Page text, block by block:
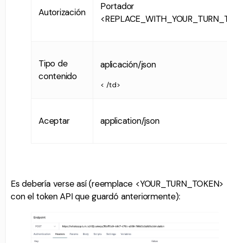
Autorización
Portador
Tipo de
contenido
aplicación/json
< /td>
Aceptar application/json
Es debería verse así (reemplace <YOUR_TURN_TOKEN>
con el token API que guardó anteriormente):